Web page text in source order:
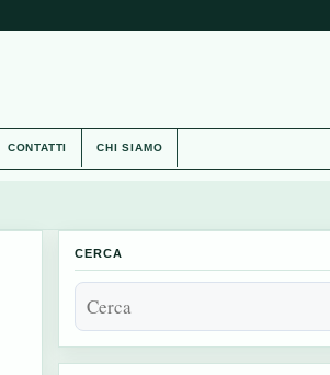
CONTATTI CHI SIAMO
CERCA